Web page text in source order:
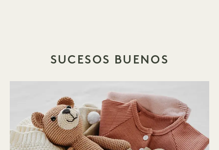
SUCESOS BUENOS